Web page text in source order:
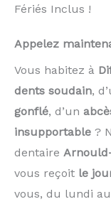
Fériés Inclus !
Appelez
Vous habitez à
dents soudain,
gonflé, d’un
insupportable ?
dentaire
vous reçoit le
vous, du lundi